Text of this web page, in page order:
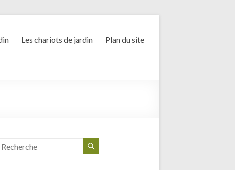
Les chariots de jardin Plan du site